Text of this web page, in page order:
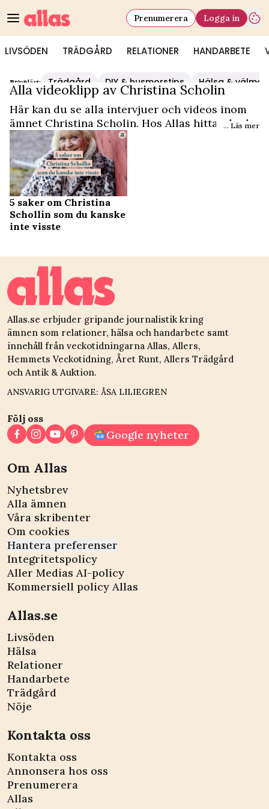
LIVSÖDEN TRÄDGÅRD RELATIONER HANDARBETE
Prenumerera Logga in
Populärt: Trädgård DIY & husmorstips Hälsa &
Video Start/Christina Scholin
Alla videoklipp av Christina Scholin
Här kan du se alla intervjuer och videos inom
ämnet Christina Scholin. Hos Allas hittar du det
och mycket mer.
... Läs mer
5 saker om Christina
Schollin som du kanske
inte visste
Allas.se erbjuder gripande journalistik kring
ämnen som relationer, hälsa och handarbete samt
innehåll från veckotidningarna Allas, Allers,
Hemmets Veckotidning, Året Runt, Allers Trädgård
och Antik & Auktion.
ANSVARIG UTGIVARE: ÅSA LILIEGREN
Följ oss
Google nyheter
Om Allas
Nyhetsbrev
Alla ämnen
Våra skribenter
Om cookies
Hantera preferenser
Integritetspolicy
Aller Medias AI-policy
Kommersiell policy Allas
Allas.se
Livsöden
Hälsa
Relationer
Handarbete
Trädgård
Nöje
Kontakta oss
Kontakta oss
Annonsera hos oss
Prenumerera
Allas